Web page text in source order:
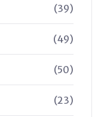
(39)
(49)
(50)
(23)